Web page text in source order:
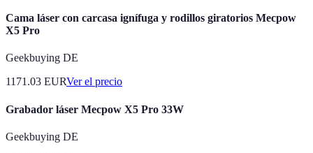
Cama láser con carcasa ignífuga y rodillos giratorios Mecpow
X5 Pro
Geekbuying DE
1171.03 EURVer el precio
Grabador láser Mecpow X5 Pro 33W
Geekbuying DE